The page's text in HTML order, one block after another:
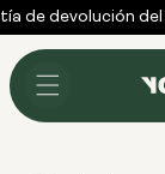
Ir al
contenido
de devolución